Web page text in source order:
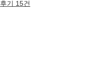
후기 15건